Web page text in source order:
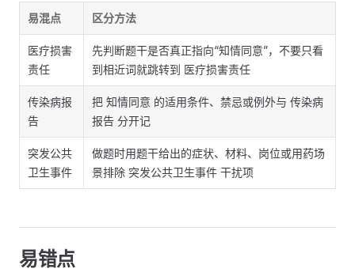
易混点 区分方法
医疗损害
责任
先判断题干是否真正指向“知情同意”，不要只看
到相近词就跳转到 医疗损害责任
传染病报
告
把 知情同意 的适用条件、禁忌或例外与 传染病
报告 分开记
突发公共
卫生事件
做题时用题干给出的症状、材料、岗位或用药场
景排除 突发公共卫生事件 干扰项
易错点